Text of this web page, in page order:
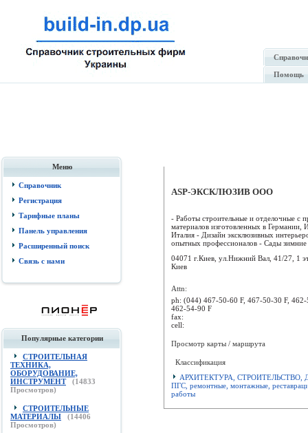
Помощь
Меню
Справочник
Регистрация
Тарифные планы
Панель управления
Расширенный поиск
Связь с нами
Популярные категории
СТРОИТЕЛЬНАЯ
ТЕХНИКА,
ОБОРУДОВАНИЕ,
ИНСТРУМЕНТ
(14833
Просмотров)
СТРОИТЕЛЬНЫЕ
МАТЕРИАЛЫ
(14406
Просмотров)
ASP-ЭКСКЛЮЗИВ ООО
- Работы строительные и отделочные с
материалов изготовленных в Германии,
Италия - Дизайн эксклюзивных
опытных профессионалов - Сады зимние
04071 г.Киев, ул.Нижний Вал, 41/27, 1
Киев
Attn:
ph: (044) 467-50-60 F, 467-50-30 F, 462-
462-54-90 F
fax:
cell:
Просмотр карты / маршрута
Классификация
АРХИТЕКТУРА, СТРОИТЕЛЬСТВО,
ПГС, ремонтные, монтажные,
работы